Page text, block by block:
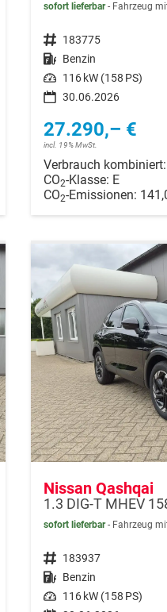
sofort lieferbar Fahrzeug
Fahrzeugnr. 183775
Kraftstoff Benzin
Leistung 116 kW (158 PS)
30.06.2026
27.290,– €
incl. 19% MwSt.
Verbrauch kombiniert:
CO2-Klasse: E
CO2-Emissionen:
Nissan Qashqai
sofort lieferbar Fahrzeug
Fahrzeugnr. 183937
Kraftstoff Benzin
Leistung 116 kW (158 PS)